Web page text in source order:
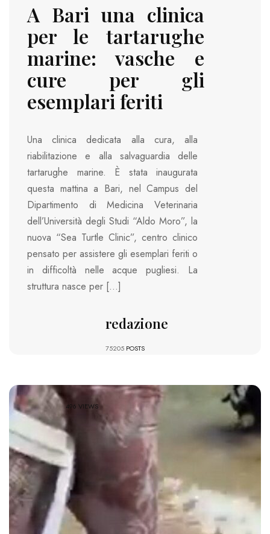
A Bari una clinica
per le tartarughe
marine: vasche e
cure per gli
esemplari feriti
Una clinica dedicata alla cura, alla
riabilitazione e alla salvaguardia delle
tartarughe marine. È stata inaugurata
questa mattina a Bari, nel Campus del
Dipartimento di Medicina Veterinaria
dell’Università degli Studi “Aldo Moro”, la
nuova “Sea Turtle Clinic”, centro clinico
pensato per assistere gli esemplari feriti o
in difficoltà nelle acque pugliesi. La
struttura nasce per […]
redazione
75205 POSTS
496 VIEWS